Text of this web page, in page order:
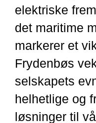
elektriske
det maritime
markerer et
Frydenbøs
selskapets
helhetlige og
løsninger til